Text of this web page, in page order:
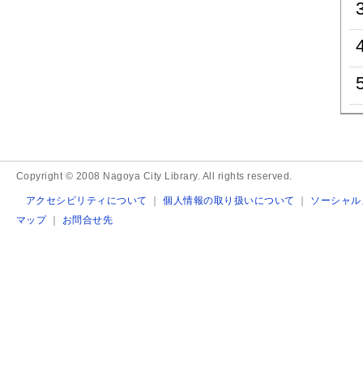
Copyright © 2008 Nagoya City Library. All rights reserved.
アクセシビリティについて ｜個人情報の取り扱いについて ｜ ソーシャ
マップ｜ お問合せ先